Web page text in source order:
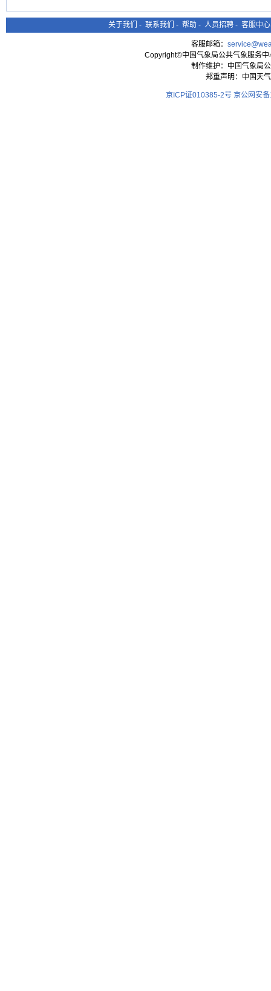
关于我们 - 联系我们 - 帮助 - 人员招聘 - 客服中心
客服邮箱：
Copyright©中国气象局公共气象服务
制作维护：中国气象局
郑重声明：中国天
京ICP证010385-2号 京公网安